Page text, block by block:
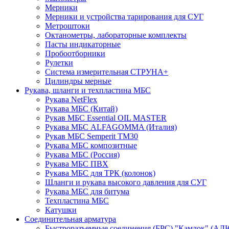
Мерники
Мерники и устройства тарирования для СУГ
Метроштоки
Октанометры, лабораторные комплекты
Пасты индикаторные
Пробоотборники
Рулетки
Система измерительная СТРУНА+
Цилиндры мерные
Рукава, шланги и техпластина МБС
Рукава NetFlex
Рукава МБС (Китай)
Рукав МБС Essential OIL MASTER
Рукава МБС ALFAGOMMA (Италия)
Рукав МБС Semperit TM30
Рукава МБС композитные
Рукава МБС (Россия)
Рукава МБС ПВХ
Рукава МБС для ТРК (колонок)
Шланги и рукава высокого давления для СУГ
Рукава МБС для битума
Техпластина МБС
Катушки
Соединительная арматура